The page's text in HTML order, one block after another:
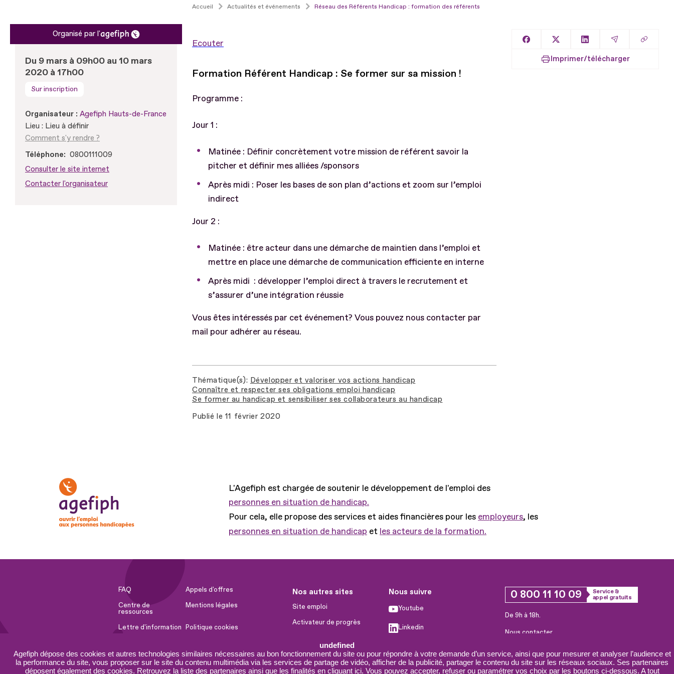
undefined
Agefiph dépose des cookies et autres technologies similaires nécessaires au bon fonctionnement du site ou pour répondre à votre demande d’un service, ainsi que pour mesurer et analyser l’audience et
la performance du site, vous proposer sur le site du contenu multimédia via les services de partage de vidéo, afficher de la publicité, partager le contenu du site sur les réseaux sociaux. Ses partenaires
déposent également des cookies. Retrouvez la liste des partenaires ainsi que les finalités en cliquant ici. Vous pouvez accepter, refuser ou paramétrer vos choix par les boutons ci-dessous. A tout
Accueil Actualités et événements Réseau des Référents Handicap : formation des référents
Organisé par l'
Du 9 mars à 09h00 au 10 mars
2020 à 17h00
Sur inscription
Organisateur : Agefiph Hauts-de-France
Lieu : Lieu à définir
Comment s'y rendre ?
Téléphone
0800111009
Consulter le site internet
Contacter l'organisateur
Ecouter
Formation Référent Handicap : Se former sur sa mission !
Programme :
Jour 1 :
Matinée : Définir concrètement votre mission de référent savoir la
pitcher et définir mes alliées /sponsors
Après midi : Poser les bases de son plan d’actions et zoom sur l’emploi
indirect
Jour 2 :
Matinée : être acteur dans une démarche de maintien dans l’emploi et
mettre en place une démarche de communication efficiente en interne
Après midi : développer l’emploi direct à travers le recrutement et
s’assurer d’une intégration réussie
Vous êtes intéressés par cet événement? Vous pouvez nous contacter par
mail pour adhérer au réseau.
Thématique(s) Développer et valoriser vos actions handicap
Connaître et respecter ses obligations emploi handicap
Se former au handicap et sensibiliser ses collaborateurs au handicap
Publié le 11 février 2020
Partager sur Facebook
Partager sur XPartager sur LinkedIn
Partager par
Copier
Imprimer/télécharger
L'Agefiph est chargée de soutenir le développement de l'emploi des
personnes en situation de handicap.
Pour cela, elle propose des services et aides financières pour les employeurs, les
personnes en situation de handicap et les acteurs de la formation.
FAQ
Appels d'offres
Centre de
ressources
Mentions légales
Lettre d'information Politique cookies
Accessibilité :
partiellement
conforme
Plan du site
Nos autres sites
Site emploi
Activateur de progrès
Innovation et recherche
Université du RRH
Nous suivre
Youtube
Linkedin
X
0 800 11 10 09
Service &
appel gratuits
De 9h à 18h.
Nous contacter